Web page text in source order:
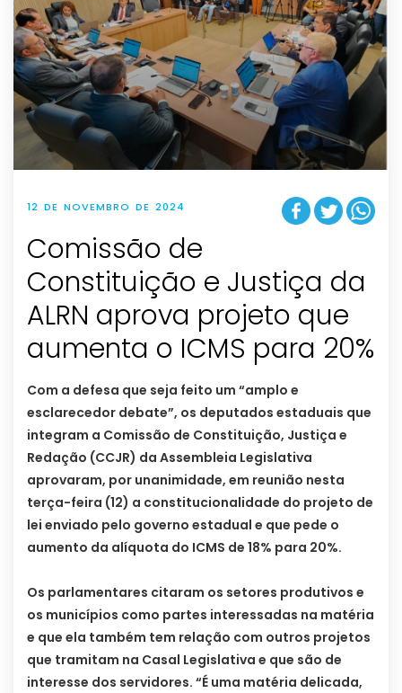
12 DE NOVEMBRO DE 2024
Comissão de
Constituição e Justiça da
ALRN aprova projeto que
aumenta o ICMS para 20%
Com a defesa que seja feito um “amplo e
esclarecedor debate”, os deputados estaduais que
integram a Comissão de Constituição, Justiça e
Redação (CCJR) da Assembleia Legislativa
aprovaram, por unanimidade, em reunião nesta
terça-feira (12) a constitucionalidade do projeto de
lei enviado pelo governo estadual e que pede o
aumento da alíquota do ICMS de 18% para 20%.
Os parlamentares citaram os setores produtivos e
os municípios como partes interessadas na matéria
e que ela também tem relação com outros projetos
que tramitam na Casal Legislativa e que são de
interesse dos servidores. “É uma matéria delicada,